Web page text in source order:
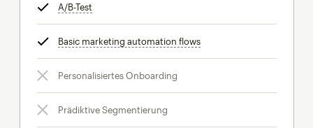
A/B-Test
Basic marketing automation flowstooltip
Personalisiertes Onboarding
Prädiktive Segmentierung